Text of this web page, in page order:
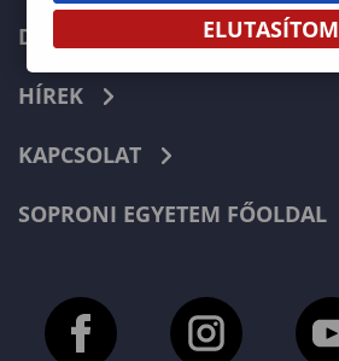
DOKUMENTUMOK
HÍREK
KAPCSOLAT
SOPRONI EGYETEM FŐOLDAL
ELUTASÍTOM